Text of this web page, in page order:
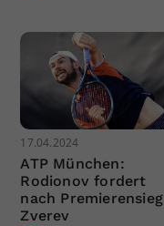
17.04.2024
ATP München:
Rodionov fordert
nach Premierensieg
Zverev